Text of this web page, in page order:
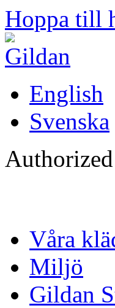
Hoppa till
English
Svenska
Våra
Miljö
Gildan